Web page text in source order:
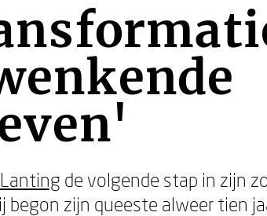
de volgende stap in zijn
zijn queeste alweer tien